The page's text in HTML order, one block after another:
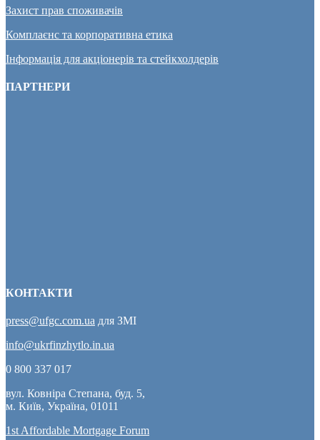
Захист прав споживачів
Комплаєнс та корпоративна етика
Інформація для акціонерів та стейкхолдерів
ПАРТНЕРИ
КОНТАКТИ
press@ufgc.com.ua для ЗМІ
info@ukrfinzhytlo.in.ua
0 800 337 017
вул. Ковніра Степана, буд. 5,
м. Київ, Україна, 01011
1st Affordable Mortgage Forum